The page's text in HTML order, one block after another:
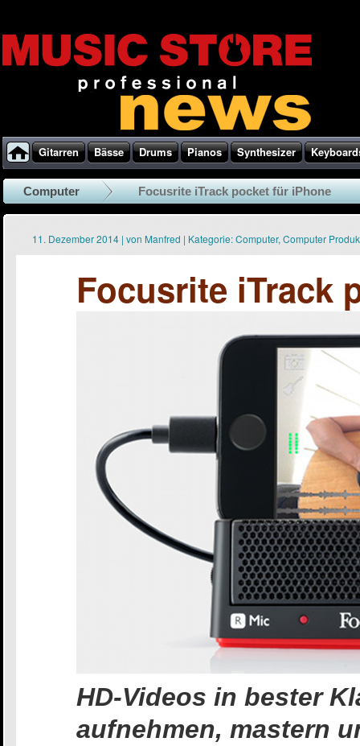
Gitarren Bässe Drums Pianos Synthesizer
Computer Focusrite iTrack pocket für iPhone
11. Dezember 2014 | von Manfred | Kategorie:Computer, Computer
Focusrite iTrack
HD-Videos in bester
aufnehmen, mastern